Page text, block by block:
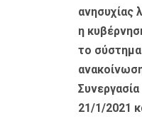
ανησυχίας
η
το σύστημα
21/1/2021